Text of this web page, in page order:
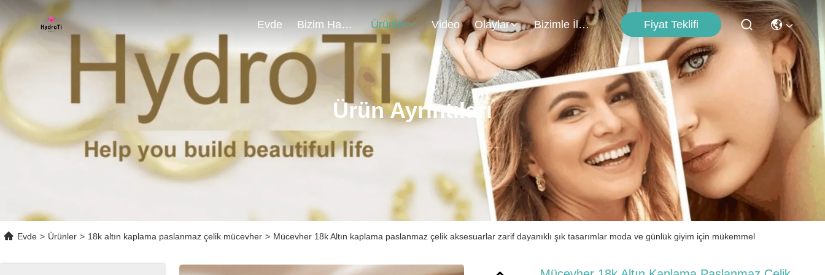
Evde Bizim Hakkımızda Ürünler Video Olaylar Bizimle İletişim Fiyat Teklifi
Ürün Ayrıntıları
Evde > Ürünler > 18k altın kaplama paslanmaz çelik mücevher > Mücevher 18k Altın kaplama paslanmaz çelik aksesuarlar zarif dayanıklı şık tasarımlar moda ve günlük giyim için mükemmel